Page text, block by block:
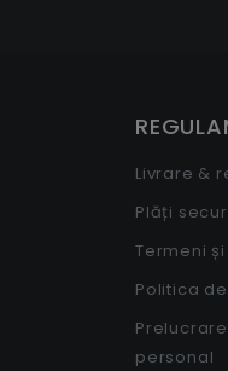
Livrare &
Plăți
Termeni
Politica
personal